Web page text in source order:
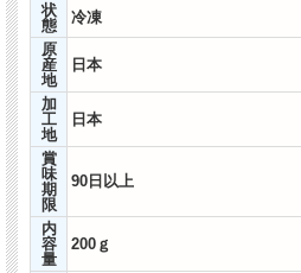
状
態
冷凍
原
産
地
日本
加
工
地
日本
賞
味
期
限
90日以上
内
容
量
200ｇ